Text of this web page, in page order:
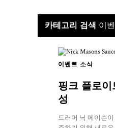
카테고리 검색 이
이벤트 소식
핑크 플로이
성
드러머 닉 메이슨